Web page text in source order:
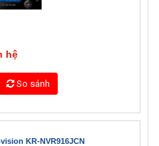
hệ
So sánh
KR-NVR916JCN